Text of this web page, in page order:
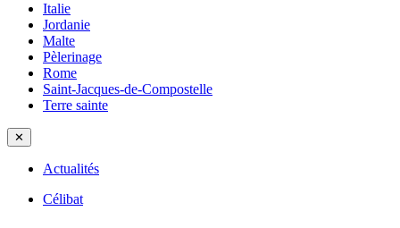
Italie
Jordanie
Malte
Pèlerinage
Rome
Saint-Jacques-de-Compostelle
Terre sainte
✕
Actualités
Célibat